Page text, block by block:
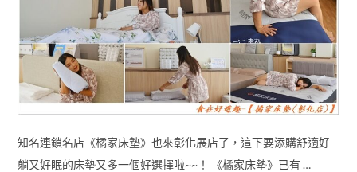
知名連鎖名店《橘家床墊》也來彰化展店了，這下要添購舒適好
躺又好眠的床墊又多一個好選擇啦~~！ 《橘家床墊》已有 …